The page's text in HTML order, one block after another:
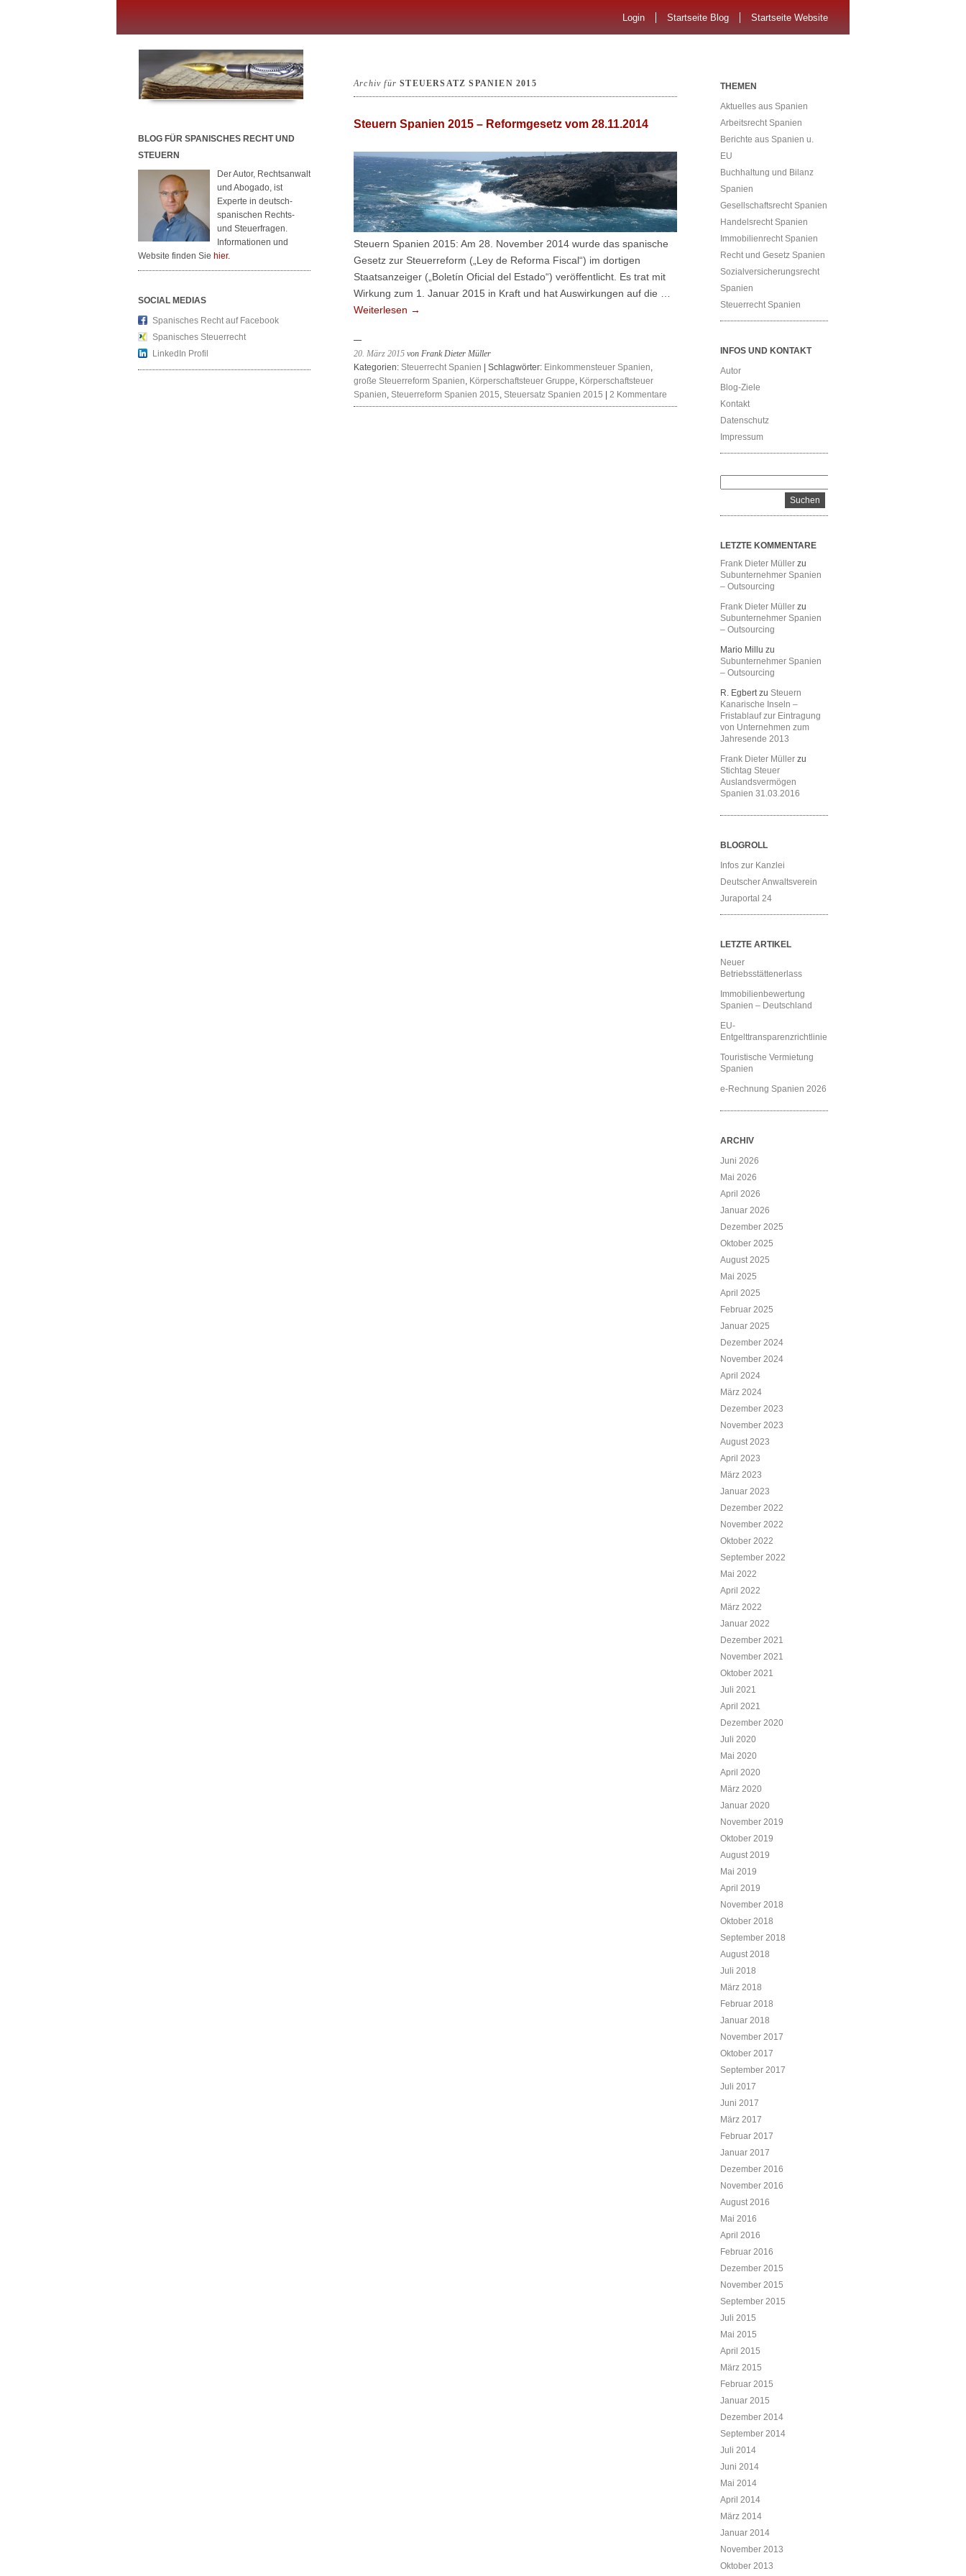
Login Startseite Blog Startseite Website
BLOG FÜR SPANISCHES RECHT UND
STEUERN
Der Autor, Rechtsanwalt
und Abogado, ist
Experte in deutsch-
spanischen Rechts-
und Steuerfragen.
Informationen und
Website finden Sie hier.
SOCIAL MEDIAS
Spanisches Recht auf Facebook
Spanisches Steuerrecht
LinkedIn Profil
Archiv fürSTEUERSATZ SPANIEN 2015
Steuern Spanien 2015 – Reformgesetz vom 28.11.2014
Steuern Spanien 2015: Am 28. November 2014 wurde das spanische
Gesetz zur Steuerreform („Ley de Reforma Fiscal“) im dortigen
Staatsanzeiger („Boletín Oficial del Estado“) veröffentlicht. Es trat mit
Wirkung zum 1. Januar 2015 in Kraft und hat Auswirkungen auf die …
Weiterlesen →
20. März 2015 von Frank Dieter Müller
Kategorien: Steuerrecht Spanien | Schlagwörter: Einkommensteuer Spanien,
große Steuerreform Spanien, Körperschaftsteuer Gruppe, Körperschaftsteuer
Spanien, Steuerreform Spanien 2015, Steuersatz Spanien 2015 2 Kommentare
THEMEN
Aktuelles aus Spanien
Arbeitsrecht Spanien
Berichte aus Spanien u.
EU
Buchhaltung und Bilanz
Spanien
Gesellschaftsrecht Spanien
Handelsrecht Spanien
Immobilienrecht Spanien
Recht und Gesetz Spanien
Sozialversicherungsrecht
Spanien
Steuerrecht Spanien
INFOS UND KONTAKT
Autor
Blog-Ziele
Kontakt
Datenschutz
Impressum
LETZTE KOMMENTARE
Frank Dieter Müller zu
Subunternehmer Spanien
– Outsourcing
Frank Dieter Müller zu
Subunternehmer Spanien
– Outsourcing
Mario Millu zu
Subunternehmer Spanien
– Outsourcing
R. EgbertzuSteuern
Kanarische Inseln –
Fristablauf zur Eintragung
von Unternehmen zum
Jahresende 2013
Frank Dieter Müller zu
Stichtag Steuer
Auslandsvermögen
Spanien 31.03.2016
BLOGROLL
Infos zur Kanzlei
Deutscher Anwaltsverein
Juraportal 24
LETZTE ARTIKEL
Neuer
Betriebsstättenerlass
Immobilienbewertung
Spanien – Deutschland
EU-
Entgelttransparenzrichtlinie
Touristische Vermietung
Spanien
e-Rechnung Spanien 2026
ARCHIV
Juni 2026
Mai 2026
April 2026
Januar 2026
Dezember 2025
Oktober 2025
August 2025
Mai 2025
April 2025
Februar 2025
Januar 2025
Dezember 2024
November 2024
April 2024
März 2024
Dezember 2023
November 2023
August 2023
April 2023
März 2023
Januar 2023
Dezember 2022
November 2022
Oktober 2022
September 2022
Mai 2022
April 2022
März 2022
Januar 2022
Dezember 2021
November 2021
Oktober 2021
Juli 2021
April 2021
Dezember 2020
Juli 2020
Mai 2020
April 2020
März 2020
Januar 2020
November 2019
Oktober 2019
August 2019
Mai 2019
April 2019
November 2018
Oktober 2018
September 2018
August 2018
Juli 2018
März 2018
Februar 2018
Januar 2018
November 2017
Oktober 2017
September 2017
Juli 2017
Juni 2017
März 2017
Februar 2017
Januar 2017
Dezember 2016
November 2016
August 2016
Mai 2016
April 2016
Februar 2016
Dezember 2015
November 2015
September 2015
Juli 2015
Mai 2015
April 2015
März 2015
Februar 2015
Januar 2015
Dezember 2014
September 2014
Juli 2014
Juni 2014
Mai 2014
April 2014
März 2014
Januar 2014
November 2013
Oktober 2013